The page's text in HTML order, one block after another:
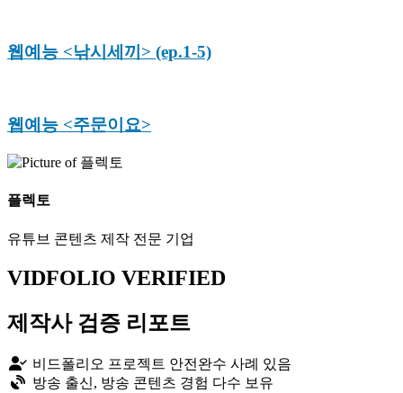
웹예능 <낚시세끼> (ep.1-5)
웹예능 <주문이요>
플렉토
유튜브 콘텐츠 제작 전문 기업
VIDFOLIO VERIFIED
제작사 검증 리포트
비드폴리오 프로젝트 안전완수 사례 있음
방송 출신, 방송 콘텐츠 경험 다수 보유